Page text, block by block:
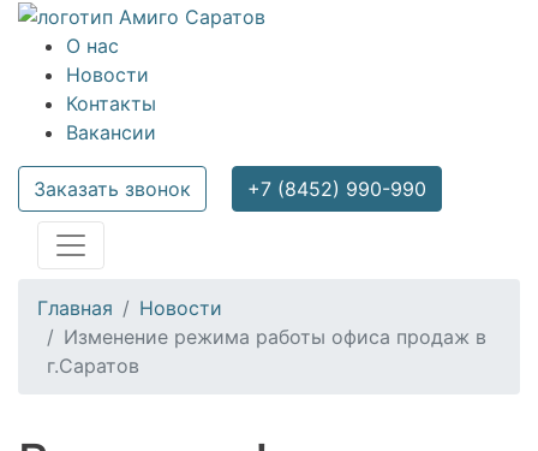
О нас
Новости
Контакты
Вакансии
Заказать звонок +7 (8452) 990-990
Главная
Новости
Изменение режима работы офиса продаж в
г.Саратов